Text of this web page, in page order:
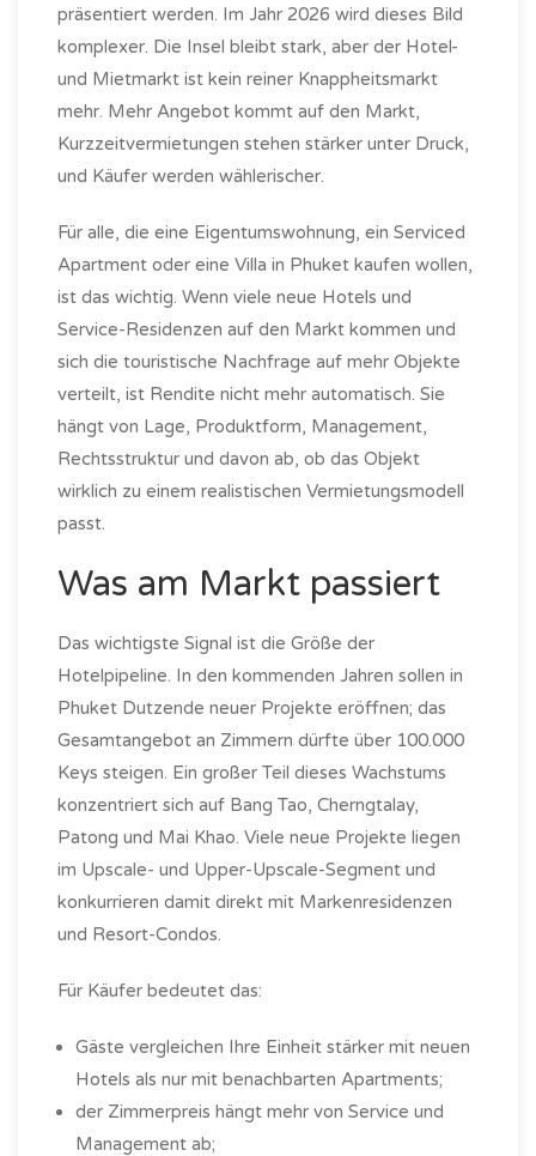
präsentiert werden. Im Jahr 2026 wird dieses Bild
komplexer. Die Insel bleibt stark, aber der Hotel-
und Mietmarkt ist kein reiner Knappheitsmarkt
mehr. Mehr Angebot kommt auf den Markt,
Kurzzeitvermietungen stehen stärker unter Druck,
und Käufer werden wählerischer.
Für alle, die eine Eigentumswohnung, ein Serviced
Apartment oder eine Villa in Phuket kaufen wollen,
ist das wichtig. Wenn viele neue Hotels und
Service-Residenzen auf den Markt kommen und
sich die touristische Nachfrage auf mehr Objekte
verteilt, ist Rendite nicht mehr automatisch. Sie
hängt von Lage, Produktform, Management,
Rechtsstruktur und davon ab, ob das Objekt
wirklich zu einem realistischen Vermietungsmodell
passt.
Was am Markt passiert
Das wichtigste Signal ist die Größe der
Hotelpipeline. In den kommenden Jahren sollen in
Phuket Dutzende neuer Projekte eröffnen; das
Gesamtangebot an Zimmern dürfte über 100.000
Keys steigen. Ein großer Teil dieses Wachstums
konzentriert sich auf Bang Tao, Cherngtalay,
Patong und Mai Khao. Viele neue Projekte liegen
im Upscale- und Upper-Upscale-Segment und
konkurrieren damit direkt mit Markenresidenzen
und Resort-Condos.
Für Käufer bedeutet das:
Gäste vergleichen Ihre Einheit stärker mit neuen
Hotels als nur mit benachbarten Apartments;
der Zimmerpreis hängt mehr von Service und
Management ab;